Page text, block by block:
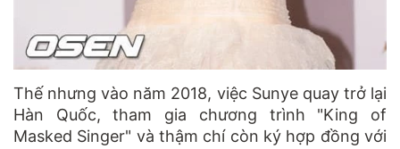
Thế nhưng vào năm 2018, việc Sunye quay trở lại
Hàn Quốc, tham gia chương trình "King of
Masked Singer" và thậm chí còn ký hợp đồng với